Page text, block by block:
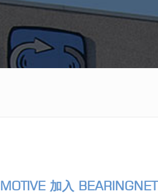
MOTIVE 加入 BEARINGNET